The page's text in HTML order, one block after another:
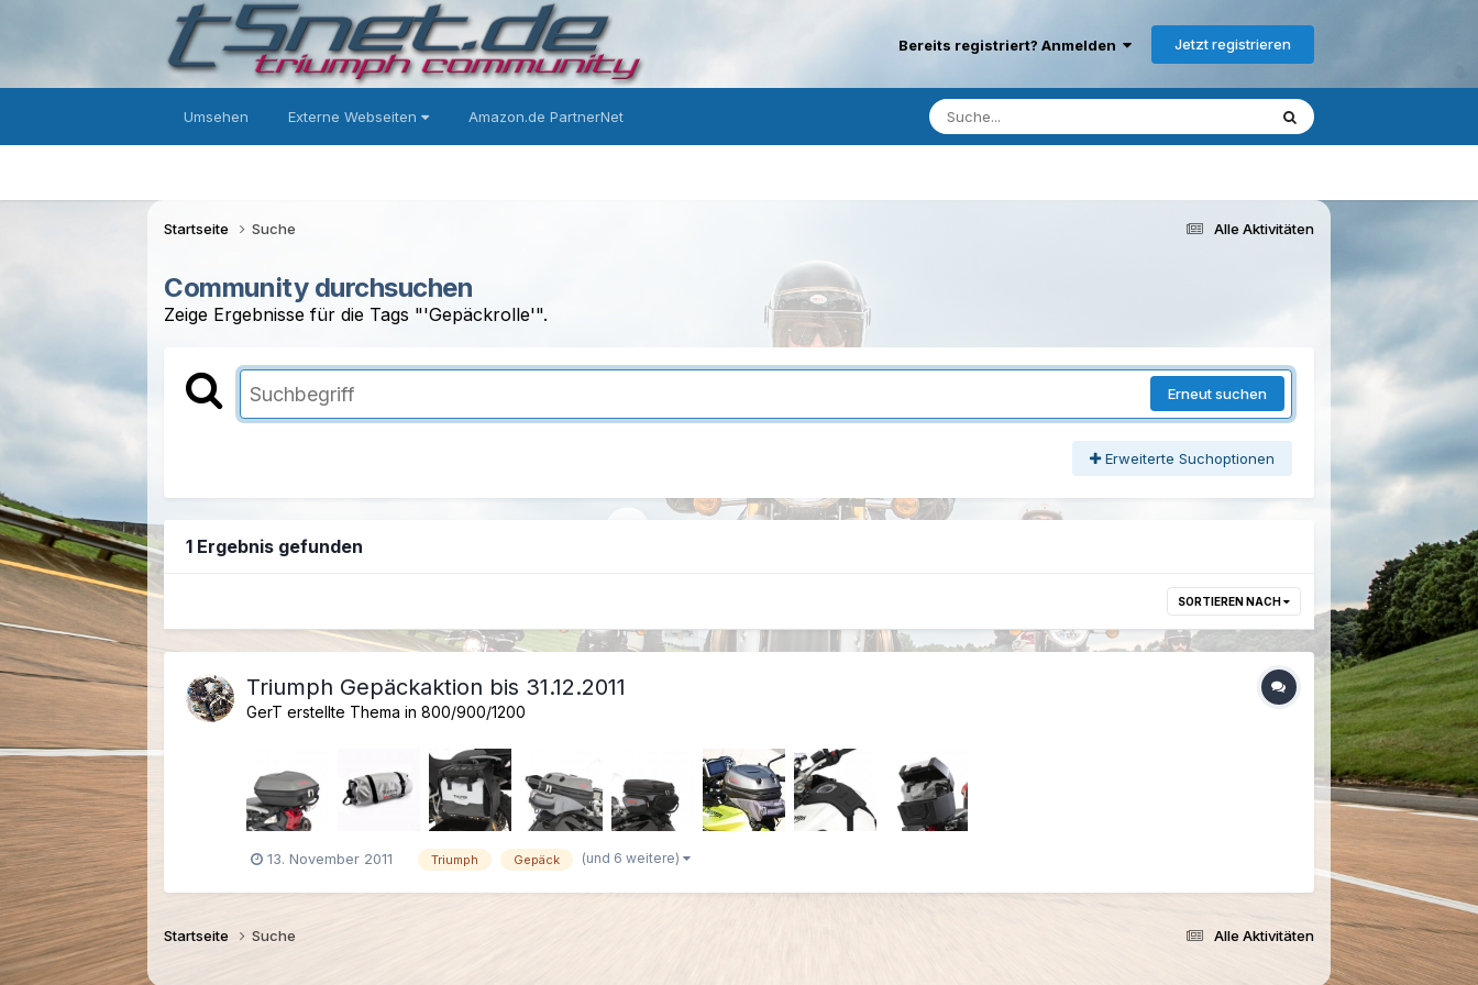
Bereits registriert? Anmelden Jetzt registrieren
Umsehen Externe Webseiten Amazon.de PartnerNet
Alle Aktivitäten
Startseite Suche
Community durchsuchen
Zeige Ergebnisse für die Tags "'Gepäckrolle'".
Erneut suchen
Erweiterte Suchoptionen
1 Ergebnis gefunden
SORTIEREN NACH
Triumph Gepäckaktion bis 31.12.2011
GerT erstellte Thema in800/900/1200
13. November 2011 Triumph Gepäck (und 6 weitere)
Alle Aktivitäten
Startseite Suche